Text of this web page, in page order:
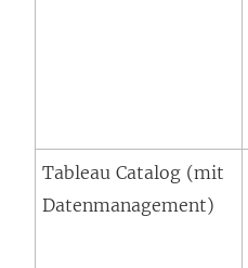
Tableau Catalog (mit
Datenmanagement)